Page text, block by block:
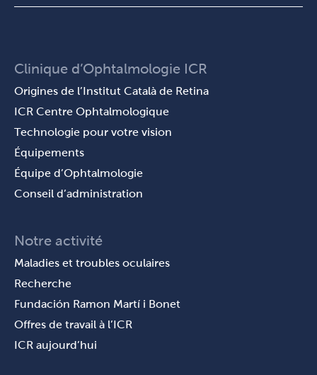
Clinique d’Ophtalmologie ICR
Origines de l’Institut Català de Retina
ICR Centre Ophtalmologique
Technologie pour votre vision
Équipements
Équipe d’Ophtalmologie
Conseil d’administration
Notre activité
Maladies et troubles oculaires
Recherche
Fundación Ramon Martí i Bonet
Offres de travail à l’ICR
ICR aujourd’hui